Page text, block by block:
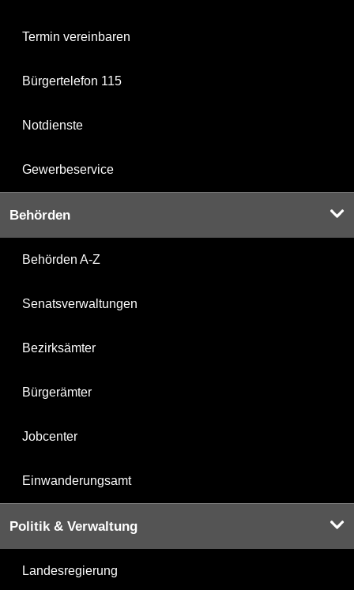
Termin vereinbaren
Bürgertelefon 115
Notdienste
Gewerbeservice
Behörden
Behörden A-Z
Senatsverwaltungen
Bezirksämter
Bürgerämter
Jobcenter
Einwanderungsamt
Politik & Verwaltung
Landesregierung